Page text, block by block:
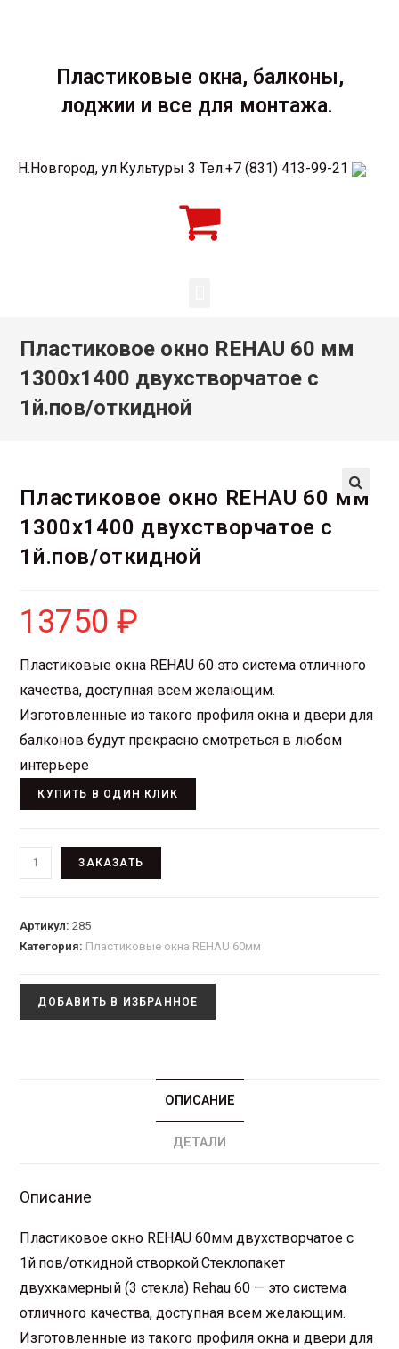
Пластиковые окна, балконы,
лоджии и все для монтажа.
Н.Новгород, ул.Культуры 3 Тел:+7 (831) 413-99-21
Пластиковое окно REHAU 60 мм
1300х1400 двухстворчатое с
1й.пов/откидной
Пластиковое окно REHAU 60 мм
1300х1400 двухстворчатое с
1й.пов/откидной
13750₽
Пластиковые окна REHAU 60 это система отличного
качества, доступная всем желающим.
Изготовленные из такого профиля окна и двери для
балконов будут прекрасно смотреться в любом
интерьере
КУПИТЬ В ОДИН КЛИК
ЗАКАЗАТЬ
Артикул:285
Категория: Пластиковые окна REHAU 60мм
ДОБАВИТЬ В ИЗБРАННОЕ
ОПИСАНИЕ
ДЕТАЛИ
Описание
Пластиковое окно REHAU 60мм двухстворчатое с
1й.пов/откидной створкой.Стеклопакет
двухкамерный (3 стекла) Rehau 60 — это система
отличного качества, доступная всем желающим.
Изготовленные из такого профиля окна и двери для